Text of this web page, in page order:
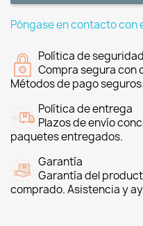
Póngase en contacto con
Política de seguridad
Compra segura con
Métodos de pago
Política de entrega
Plazos de envío
paquetes entregados.
Garantía
Garantía del
comprado. Asistencia y